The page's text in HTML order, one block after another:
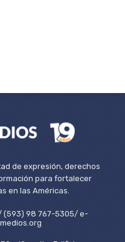
de expresión, derechos
para fortalecer
en las Américas.
(593) 98 767-5305/ e-